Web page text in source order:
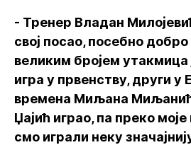
- Тренер Владан
свој посао, посебно
великим бројем утакмица
игра у првенству, други у
времена Миљана
Џајић играо, па преко
смо играли неку